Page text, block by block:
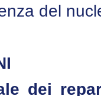
del
dei